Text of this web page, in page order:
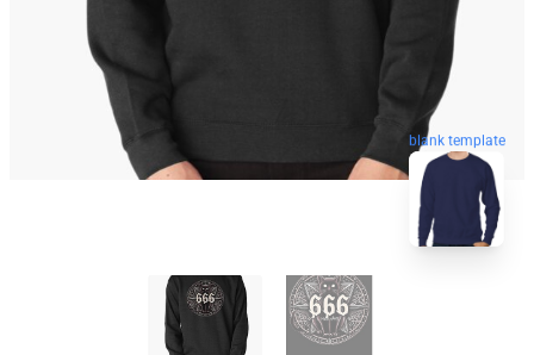
blank template